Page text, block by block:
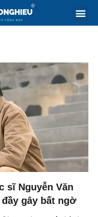
sĩ Nguyễn Văn
gây bất ngờ